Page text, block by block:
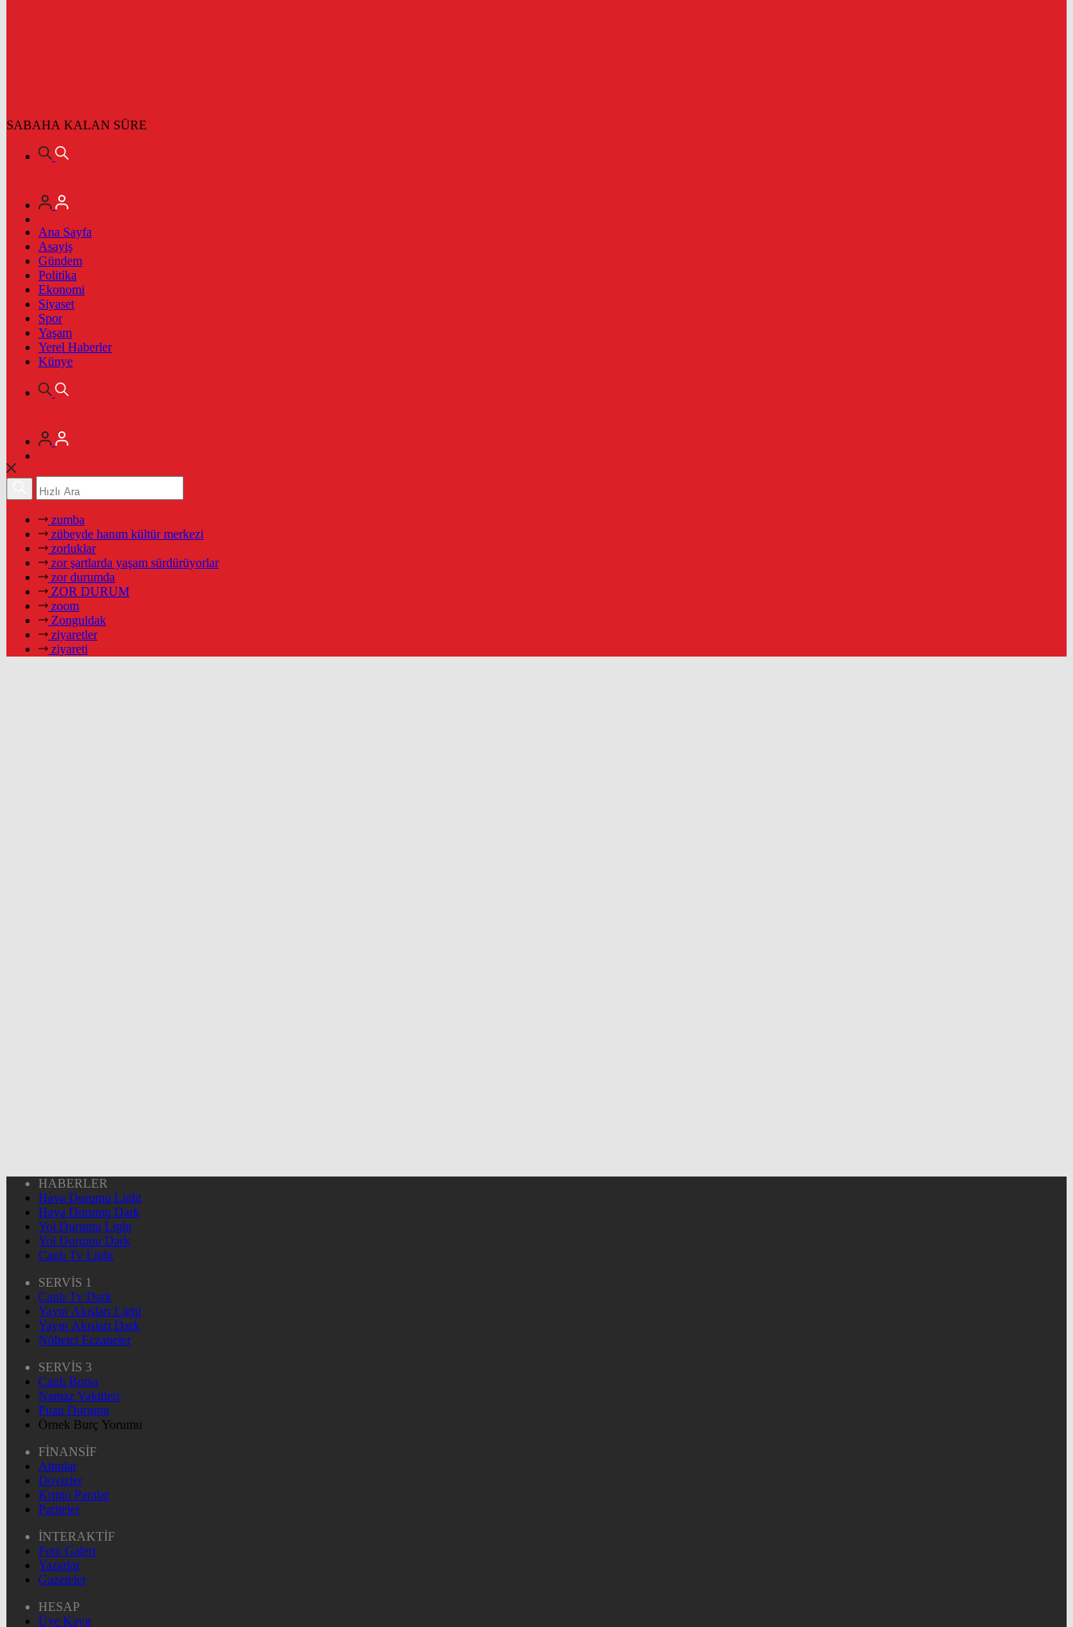
SABAHA KALAN SÜRE
Ana Sayfa
Asayiş
Gündem
Politika
Ekonomi
Siyaset
Spor
Yaşam
Yerel Haberler
Künye
zumba
zübeyde hanım kültür merkezi
zorluklar
zor şartlarda yaşam sürdürüyorlar
zor durumda
ZOR DURUM
zoom
Zonguldak
ziyaretler
ziyareti
HABERLER
Hava Durumu Light
Hava Durumu Dark
Yol Durumu Light
Yol Durumu Dark
Canlı Tv Light
SERVİS 1
Canlı Tv Dark
Yayın Akışları Light
Yayın Akışları Dark
Nöbetçi Eczaneler
SERVİS 3
Canlı Borsa
Namaz Vakitleri
Puan Durumu
Örnek Burç Yorumu
FİNANSİF
Altınlar
Dövizler
Kripto Paralar
Pariteler
İNTERAKTİF
Foto Galeri
Yazarlar
Gazeteler
HESAP
Üye Kayıt